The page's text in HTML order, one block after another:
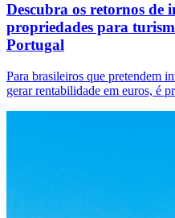
Descubra os retornos de
propriedades para
Portugal
Para brasileiros que pretendem
gerar rentabilidade em euros, é